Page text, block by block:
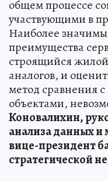
общем процессе
участвующими в
Наиболее
преимущества
строящийся
аналогов, и
метод сравнения
объектами,
Коновалихин,
анализа данных
вице-президент
стратегической